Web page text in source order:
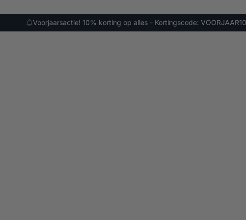
Voorjaarsactie! 10% korting op alles - Kortingscode: VOORJAAR10